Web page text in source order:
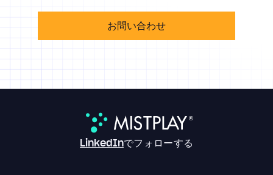
お問い合わせ
LinkedInでフォローする